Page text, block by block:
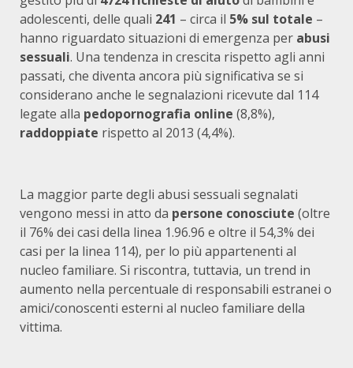
adolescenti, delle quali 241 – circa il 5% sul totale –
hanno riguardato situazioni di emergenza per abusi
sessuali. Una tendenza in crescita rispetto agli anni
passati, che diventa ancora più significativa se si
considerano anche le segnalazioni ricevute dal 114
legate alla pedopornografia online (8,8%),
raddoppiate rispetto al 2013 (4,4%).
La maggior parte degli abusi sessuali segnalati
vengono messi in atto da persone conosciute (oltre
il 76% dei casi della linea 1.96.96 e oltre il 54,3% dei
casi per la linea 114), per lo più appartenenti al
nucleo familiare. Si riscontra, tuttavia, un trend in
aumento nella percentuale di responsabili estranei o
amici/conoscenti esterni al nucleo familiare della
vittima.